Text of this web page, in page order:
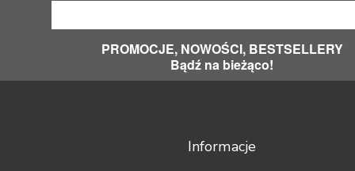
PROMOCJE, NOWOŚCI, BESTSELLERY
Bądź na bieżąco!
Informacje